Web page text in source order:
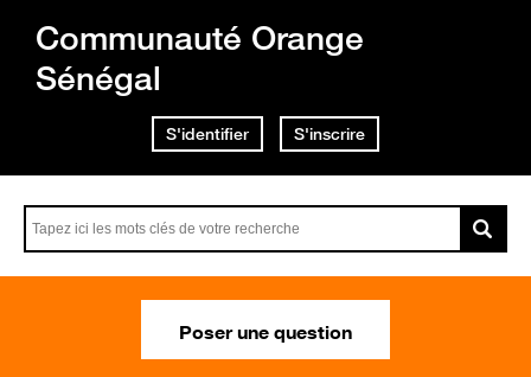
Communauté Orange
Sénégal
S'identifier S'inscrire
Poser une question